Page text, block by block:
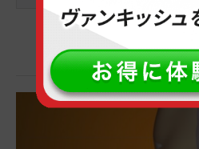
痩身・肥満治療・